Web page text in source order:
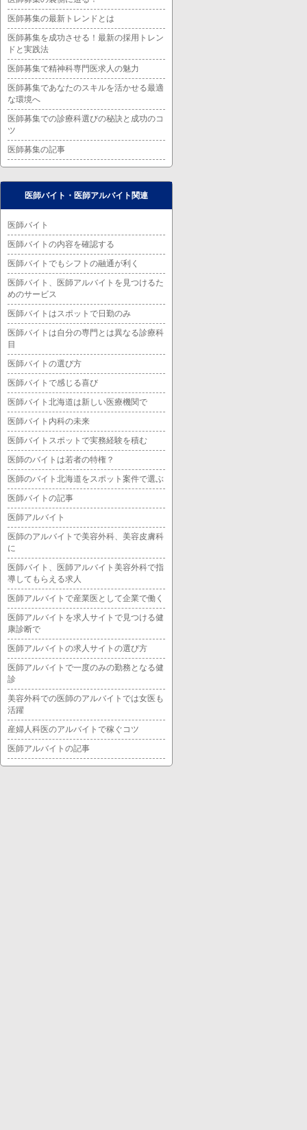
医師募集の最新トレンドとは
医師募集を成功させる！最新の採用トレン
ドと実践法
医師募集で精神科専門医求人の魅力
医師募集であなたのスキルを活かせる最適
な環境へ
医師募集での診療科選びの秘訣と成功のコ
ツ
医師募集の記事
医師バイト・医師アルバイト関連
医師バイト
医師バイトの内容を確認する
医師バイトでもシフトの融通が利く
医師バイト、医師アルバイトを見つけるた
めのサービス
医師バイトはスポットで日勤のみ
医師バイトは自分の専門とは異なる診療科
目
医師バイトの選び方
医師バイトで感じる喜び
医師バイト北海道は新しい医療機関で
医師バイト内科の未来
医師バイトスポットで実務経験を積む
医師のバイトは若者の特権？
医師のバイト北海道をスポット案件で選ぶ
医師バイトの記事
医師アルバイト
医師のアルバイトで美容外科、美容皮膚科
に
医師バイト、医師アルバイト美容外科で指
導してもらえる求人
医師アルバイトで産業医として企業で働く
医師アルバイトを求人サイトで見つける健
康診断で
医師アルバイトの求人サイトの選び方
医師アルバイトで一度のみの勤務となる健
診
美容外科での医師のアルバイトでは女医も
活躍
産婦人科医のアルバイトで稼ぐコツ
医師アルバイトの記事